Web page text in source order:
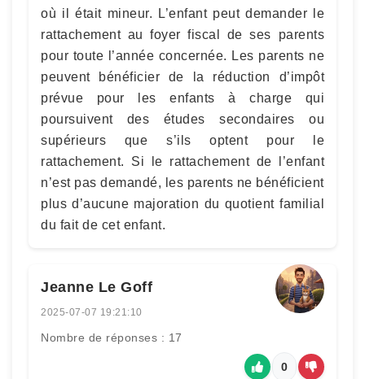
où il était mineur. L’enfant peut demander le
rattachement au foyer fiscal de ses parents
pour toute l’année concernée. Les parents ne
peuvent bénéficier de la réduction d’impôt
prévue pour les enfants à charge qui
poursuivent des études secondaires ou
supérieurs que s’ils optent pour le
rattachement. Si le rattachement de l’enfant
n’est pas demandé, les parents ne bénéficient
plus d’aucune majoration du quotient familial
du fait de cet enfant.
Jeanne Le Goff
2025-07-07 19:21:10
Nombre de réponses : 17
0